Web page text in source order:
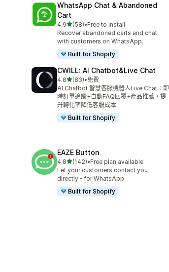
WhatsApp Chat & Abandoned
Cart
4.9滿分 5 顆星
(58)
共有 58 則評價
•Free to install
Recover abandoned carts and chat
with customers on WhatsApp.
Built for Shopify
CWILL: AI Chatbot&Live Chat
4.8滿分 5 顆星
(83)
共有 83 則評價
•免費
AI Chatbot 智慧客服機器人Live Chat：即
時訂單追蹤+自動FAQ回覆+產品推薦，提
升轉化率降低客服成本
Built for Shopify
EAZE Button
4.8滿分 5 顆星
(142)
共有 142 則評價
•Free plan available
Let your customers contact you
directly - for WhatsApp
Built for Shopify